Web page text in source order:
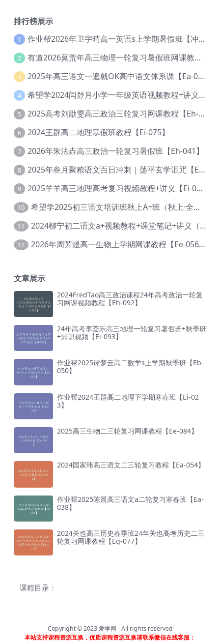
排行榜展示
1 作业帮2026年卫宇晴高一英语s上学期暑假班【冲顶班】【Ec-003】
2 有道2026莫荒年高三物理一轮复习暑假班网课教程【Ef-044】
3 2025年高三语文一遍就OK高中语文体系课【Ea-028】
4 希望学2024闫舒月小学一年级英语视频教程+讲义【Cc-004】
5 2025高考刘勖雯高三政治三轮复习网课教程【Eh-061】
6 2024王群高二地理寒假班教程【Ei-075】
7 2026年朱法垚高三政治一轮复习暑假班【Eh-041】
8 2025年叁月聚粮语文百日冲刺｜荡平玄学诅咒【Ea-001】
9 2025羊羊高三地理高考复习视频教程+讲义【Ei-051】
10 希望学2025初三语文培训班秋上A+班（秋上·全国版·A+）【Da-031】
11 2024柳宁初二语文a+视频教程+课堂笔记+讲义（暑假班+秋季班）【Da-003】
12 2026年周芳煜高一生物上学期网课教程【Ee-056】
文章展示
2024FredTao高三政治课程24年高考政治一轮复
习网课视频教程【Eh-092】
24年高考李荟乐高三地理一轮复习暑假班+秋季班
+知识视频【Ei-093】
作业帮2025谭梦云高二数学s上学期秋季班【Eb-
050】
作业帮2024王群高二地理下学期寒春班【Ei-02
3】
2025高三生物二三轮复习网课教程【Ee-084】
2024国家玮高三语文二三轮复习教程【Ea-054】
作业帮2025陈晨高三语文a二轮复习寒春班【Ea-
038】
2024关也高三历史春季班24年关也高考历史二三
轮复习网课教程【Eg-077】
课程目录：
Copyright © 2023爱学网 - All rights reserved
本站支持课程资源互换，优质课程资源互换请联系微信在线客服：